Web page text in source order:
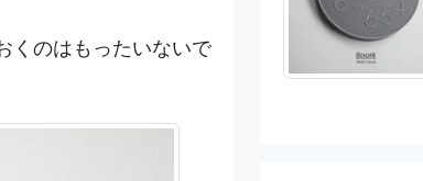
くのはもったいないで